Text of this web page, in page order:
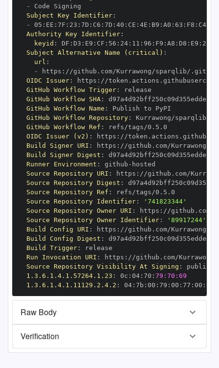
-
Subject Key Identifier:
-
05 : EE : 7F : 23 : 7D : C6 : 7D : 40 : CE : 4E : B9 : A0 : 63 : F8 : C4:
Authority Key Identifier:
keyid : DF : D3 : E9 : CF : 56 : 24: 11 : 96 : F9 : A8 : D8 : E9 : 28
Subject Alternative Name (critical) :
url :
-
https :
OIDC Issuer: https :
GitHub Workflow Trigger:
GitHub Workflow SHA:
GitHub Workflow Name :
GitHub Workflow Repository:
GitHub Workflow Ref :
OIDC Issuer (v2) : https :
Build Signer URI : https :
Build Signer Digest :
Runner Environment : github -
Source Repository URI : https :
Source Repository Digest :
Source Repository Ref :
Source Repository Identifier:
'741823344'
Source Repository Owner URI : https :
Source Repository Owner Identifier:
'89917244'
Build Config URI : https :
Build Config Digest :
Build Trigger:
Run Invocation URI : https :
Source Repository Visibility At Signing :
1.3.6.1.4.1.57264.1.23 : 0c : 04: 70 : 79:70:69
1.3.6.1.4.1.11129.2.4.2 : 04: 7b : 00 : 79 : 00 : 77 : 00 : dd
Raw Body
Verification